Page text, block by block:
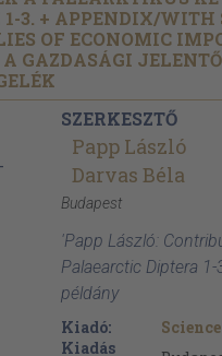
3. + APPENDIX/WITH
OF ECONOMIC
GAZDASÁGI
SZERKESZTŐ
Papp László
Darvas Béla
Budapest
'Papp László:
Palaearctic Diptera
példány
Kiadó:
Kiadás